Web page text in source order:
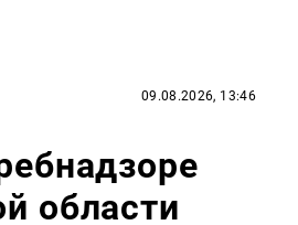
09.08.2026, 13:46
области